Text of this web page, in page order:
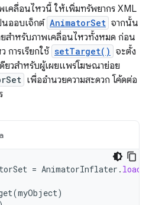
เคลื่อนไหวนี้ ให้เพิ่มทรัพยากร XML
นออบเจ็กต์ AnimatorSet จากนั้น
ยสำหรับภาพเคลื่อนไหวทั้งหมด ก่อน
การเรียกใช้ setTarget() จะตั้ง
ยวสำหรับผู้เผยแพร่โฆษณาย่อย
เพื่ออำนวยความสะดวก โค้ดต่อ
= AnimatorInflater .
(myObject)